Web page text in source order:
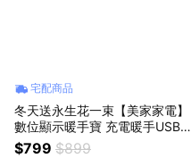
宅配商品
冬天送永生花一束【美家家電】
數位顯示暖手寶 充電暖手USB便
捷暖寶寶 冬季必備 (不挑色出貨)
$799 $899